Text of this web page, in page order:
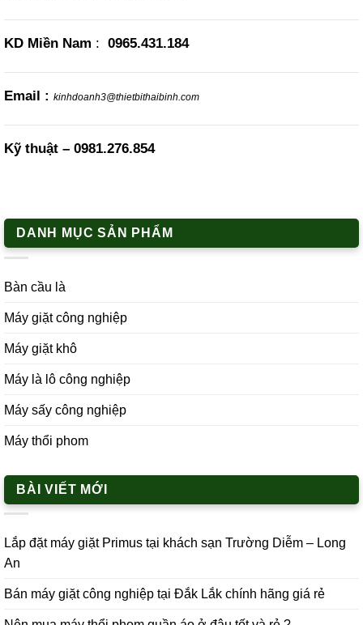
KD Miền Nam : 0965.431.184
Email : kinhdoanh3@thietbithaibinh.com
Kỹ thuật – 0981.276.854
DANH MỤC SẢN PHẨM
Bàn cầu là
Máy giặt công nghiệp
Máy giặt khô
Máy là lô công nghiệp
Máy sấy công nghiệp
Máy thổi phom
BÀI VIẾT MỚI
Lắp đặt máy giặt Primus tại khách sạn Trường Diễm – Long
An
Bán máy giặt công nghiệp tại Đắk Lắk chính hãng giá rẻ